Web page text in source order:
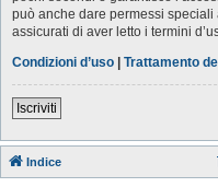
può anche dare permessi
assicurati di aver letto i termini
Condizioni d’uso | Trattamento
Iscriviti
Indice